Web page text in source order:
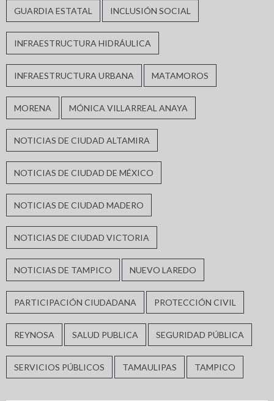
GUARDIA ESTATAL INCLUSIÓN SOCIAL
INFRAESTRUCTURA HIDRÁULICA
INFRAESTRUCTURA URBANA MATAMOROS
MORENA MÓNICA VILLARREAL ANAYA
NOTICIAS DE CIUDAD ALTAMIRA
NOTICIAS DE CIUDAD DE MÉXICO
NOTICIAS DE CIUDAD MADERO
NOTICIAS DE CIUDAD VICTORIA
NOTICIAS DE TAMPICO NUEVO LAREDO
PARTICIPACIÓN CIUDADANA PROTECCIÓN CIVIL
REYNOSA SALUD PUBLICA SEGURIDAD PÚBLICA
SERVICIOS PÚBLICOS TAMAULIPAS TAMPICO